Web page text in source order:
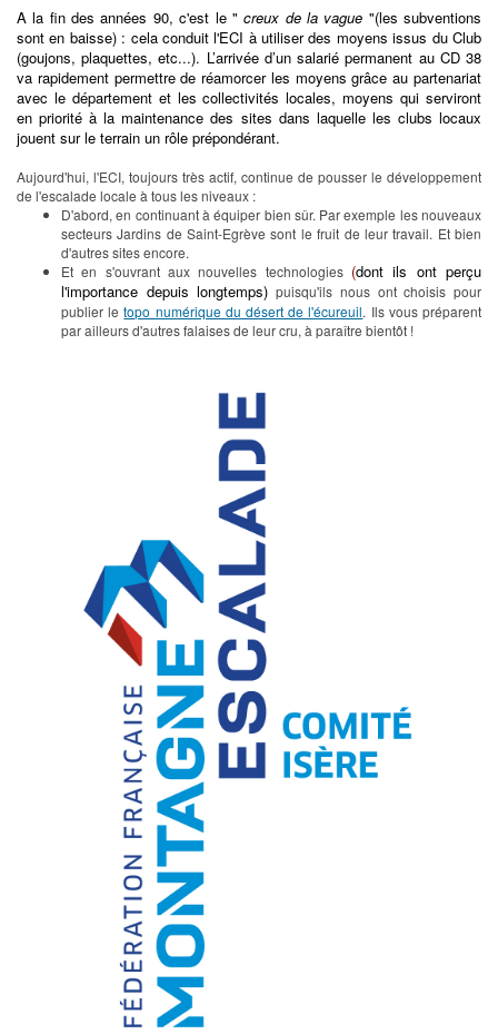
A la fin des années 90, c'est le "creux de la vague "(les subventions
sont en baisse) : cela conduit l'ECI à utiliser des moyens issus du Club
(goujons, plaquettes, etc...). L’arrivée d’un salarié permanent au CD 38
va rapidement permettre de réamorcer les moyens grâce au partenariat
avec le département et les collectivités locales, moyens qui serviront
en priorité à la maintenance des sites dans laquelle les clubs locaux
jouent sur le terrain un rôle prépondérant.
Aujourd'hui, l'ECI, toujours très actif, continue de pousser le développement
de l'escalade locale à tous les niveaux :
D'abord, en continuant à équiper bien sûr. Par exemple les nouveaux
secteurs Jardins de Saint-Egrève sont le fruit de leur travail. Et bien
d'autres sites encore.
Et en s'ouvrant aux nouvelles technologies (dont ils ont perçu
l'importance depuis longtemps) puisqu'ils nous ont choisis pour
publier letopo numérique du désert de l'écureuil. Ils vous préparent
par ailleurs d'autres falaises de leur cru, à paraître bientôt !